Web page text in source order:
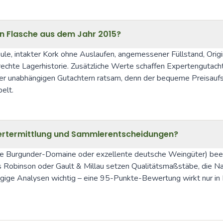
aus dem Jahr 2015?
intakter Kork ohne Auslaufen, angemessener Füllstand,
Lagerhistorie. Zusätzliche Werte schaffen
unabhängigen Gutachtern ratsam, denn der bequeme
und Sammlerentscheidungen?
Burgunder-Domaine oder exzellente deutsche Weingüter)
Robinson oder Gault & Millau setzen Qualitätsmaßstäbe, die
Analysen wichtig – eine 95-Punkte-Bewertung wirkt nur